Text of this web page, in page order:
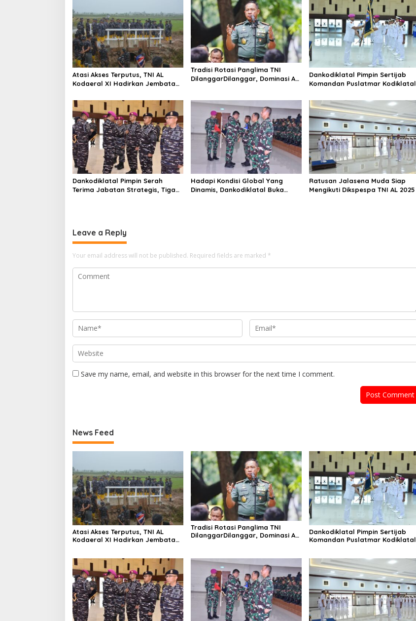
3
v
i
g
a
t
i
o
n
Atasi Akses Terputus, TNI AL
Kodaeral XI Hadirkan Jembatan
Papua Selatan
Tradisi Rotasi Panglima TNI
DilanggarDilanggar, Dominasi AD
Dankodiklatal Pimpin Sertijab
Komandan Puslatmar Kodiklatal
Dankodiklatal Pimpin Serah
Terima Jabatan Strategis, Tiga
Hadapi Kondisi Global Yang
Dinamis, Dankodiklatal Buka
Ratusan Jalasena Muda Siap
Mengikuti Dikspespa TNI AL 2025
Leave a Reply
Your email address will not be published. Required fields are marked *
Save my name, email, and website in this browser for the next time I comment.
News Feed
Atasi Akses Terputus, TNI AL
Kodaeral XI Hadirkan Jembatan
Tradisi Rotasi Panglima TNI
DilanggarDilanggar, Dominasi AD
Dankodiklatal Pimpin Sertijab
Komandan Puslatmar Kodiklatal